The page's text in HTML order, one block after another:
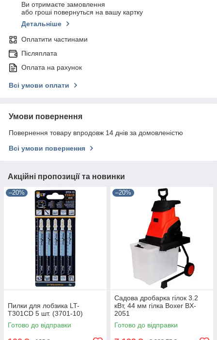
Ви отримаєте замовлення
або гроші повернуться на вашу картку
Детальніше
Оплатити частинами
Післяплата
Оплата на рахунок
Всі умови оплати
Умови повернення
Повернення товару впродовж 14 днів за домовленістю
Всі умови повернення
Акційні пропозиції та новинки
–20%
Пилки для лобзика LT-
T301CD 5 шт. (3701-10)
Готово до відправки
–20%
Садова дробарка гілок 3.2
кВт, 44 мм гілка Boxer BX-
2051
Готово до відправки